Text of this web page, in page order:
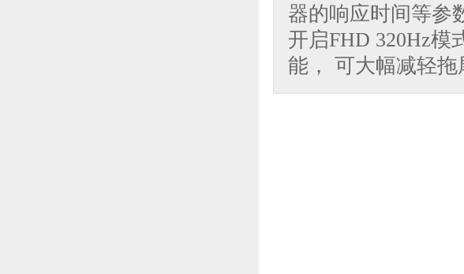
图赏
器的响应时间等参
开启FHD 320Hz模
能， 可大幅减轻拖